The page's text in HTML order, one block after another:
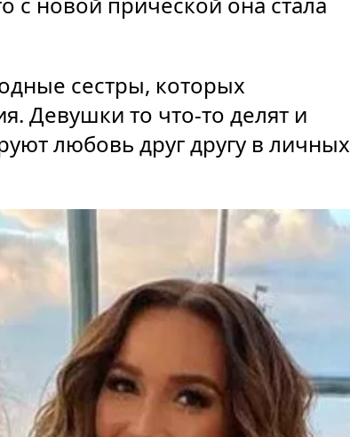
сестры, которых
Девушки то что-то делят и
любовь друг другу в личных